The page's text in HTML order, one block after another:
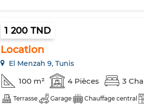
1 200 TND
Location
El Menzah 9, Tunis
100 m² 4 Pièces 3
Terrasse Garage Chauffage central